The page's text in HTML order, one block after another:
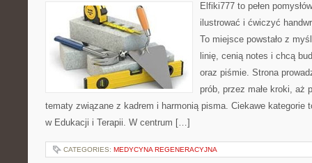
Elfiki777 to pełen
ilustrować i ćwiczyć
To miejsce powstało z
linię, cenią notes i chcą
oraz piśmie. Strona
prób, przez małe kroki, aż
tematy związane z kadrem i harmonią pisma. Ciekawe kategorie
w Edukacji i Terapii. W centrum […]
CATEGORIES: MEDYCYNA REGENERACYJNA